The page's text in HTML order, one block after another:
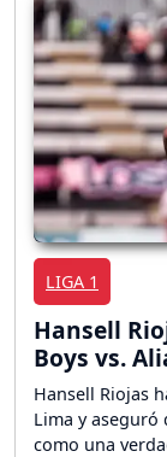
LIGA 1
Hansell
Boys vs.
Hansell Riojas
Lima y
como una